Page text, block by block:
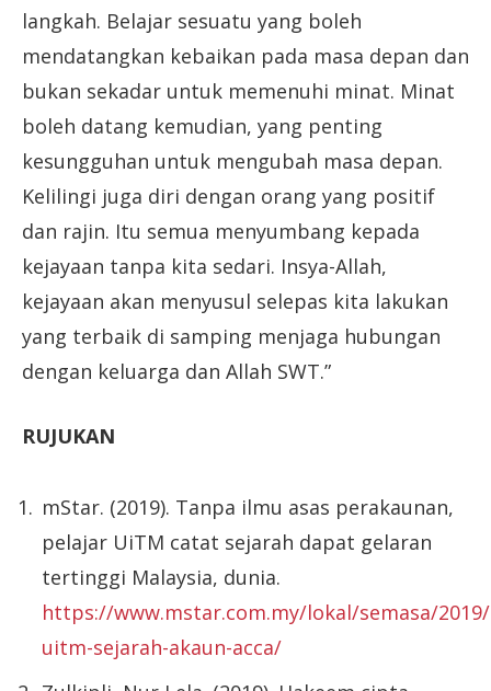
langkah. Belajar sesuatu yang boleh
mendatangkan kebaikan pada masa depan dan
bukan sekadar untuk memenuhi minat. Minat
boleh datang kemudian, yang penting
kesungguhan untuk mengubah masa depan.
Kelilingi juga diri dengan orang yang positif
dan rajin. Itu semua menyumbang kepada
kejayaan tanpa kita sedari. Insya-Allah,
kejayaan akan menyusul selepas kita lakukan
yang terbaik di samping menjaga hubungan
dengan keluarga dan Allah SWT.”
RUJUKAN
mStar. (2019). Tanpa ilmu asas perakaunan,
pelajar UiTM catat sejarah dapat gelaran
tertinggi Malaysia, dunia.
https://www.mstar.com.my/lokal/semasa/
uitm-sejarah-akaun-acca/